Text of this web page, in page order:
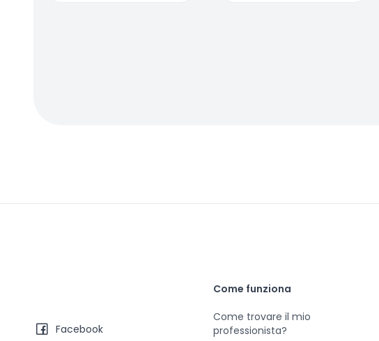
Facebook
Come funziona
Come trovare il mio
professionista?